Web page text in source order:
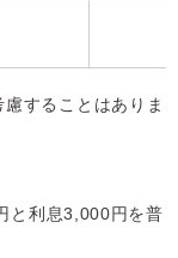
することはありま
と利息3,000円を普